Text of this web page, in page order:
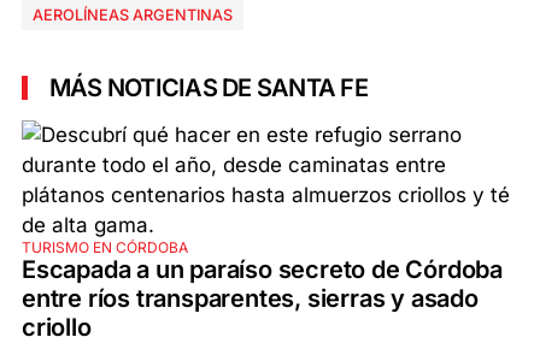
AEROLÍNEAS ARGENTINAS
MÁS NOTICIAS DE SANTA FE
TURISMO EN CÓRDOBA
Escapada a un paraíso secreto de Córdoba
entre ríos transparentes, sierras y asado
criollo